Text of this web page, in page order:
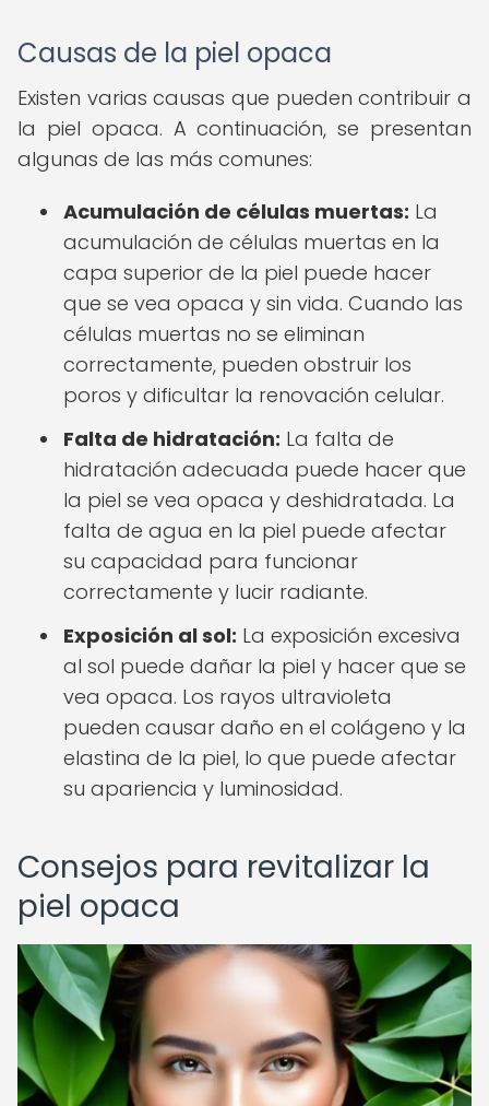
Causas de la piel opaca
Existen varias causas que pueden contribuir a
la piel opaca. A continuación, se presentan
algunas de las más comunes:
Acumulación de células muertas: La
acumulación de células muertas en la
capa superior de la piel puede hacer
que se vea opaca y sin vida. Cuando las
células muertas no se eliminan
correctamente, pueden obstruir los
poros y dificultar la renovación celular.
Falta de hidratación: La falta de
hidratación adecuada puede hacer que
la piel se vea opaca y deshidratada. La
falta de agua en la piel puede afectar
su capacidad para funcionar
correctamente y lucir radiante.
Exposición al sol: La exposición excesiva
al sol puede dañar la piel y hacer que se
vea opaca. Los rayos ultravioleta
pueden causar daño en el colágeno y la
elastina de la piel, lo que puede afectar
su apariencia y luminosidad.
Consejos para revitalizar la
piel opaca